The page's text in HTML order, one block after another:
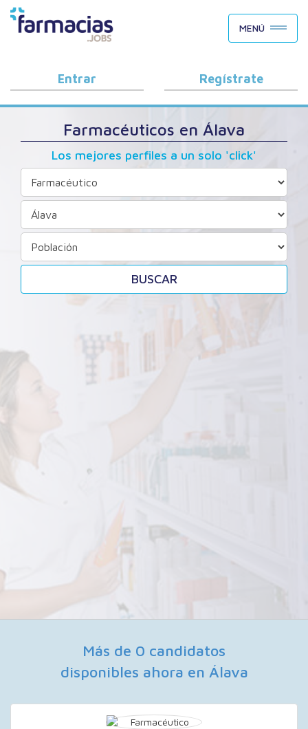
BUSCAR CANDIDATOS
OFERTAS DE EMPLEO
COMO FUNCIONA
PORQUÉ FARMACIAS.JOBS
BLOG
MENÚ
Entrar Regístrate
Farmacéuticos en Álava
Los mejores perfiles a un solo 'click'
BUSCAR
Más de 0 candidatos
disponibles ahora en Álava